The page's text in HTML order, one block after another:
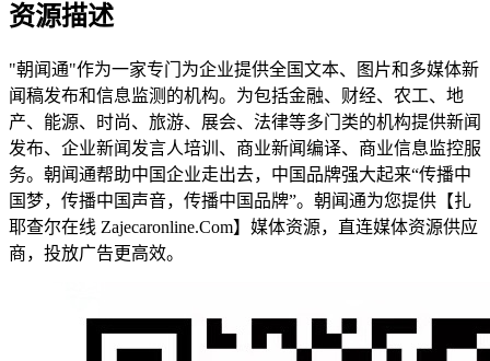
资源描述
"朝闻通"作为一家专门为企业提供全国文本、图片和多媒体新
闻稿发布和信息监测的机构。为包括金融、财经、农工、地
产、能源、时尚、旅游、展会、法律等多门类的机构提供新闻
发布、企业新闻发言人培训、商业新闻编译、商业信息监控服
务。朝闻通帮助中国企业走出去，中国品牌强大起来“传播中
国梦，传播中国声音，传播中国品牌”。朝闻通为您提供【扎
耶查尔在线 Zajecaronline.Com】媒体资源，直连媒体资源供应
商，投放广告更高效。